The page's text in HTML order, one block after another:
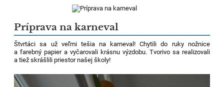
Príprava na karneval
Štvrtáci sa už veľmi tešia na karneval! Chytili do ruky nožnice
a farebný papier a vyčarovali krásnu výzdobu. Tvorivo sa realizovali
a tiež skrášlili priestor našej školy!